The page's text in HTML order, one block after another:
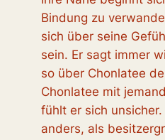
Bindung zu
sich über seine
sein. Er sagt immer
so über Chonlatee
Chonlatee mit
fühlt er sich
anders, als